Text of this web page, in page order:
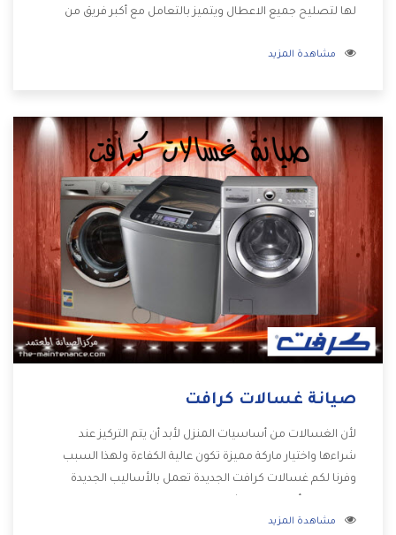
لها لتصليح جميع الاعطال ويتميز بالتعامل مع أكبر فريق من
وعلى عملاءنا الكرام .
مشاهدة المزيد
صيانة غسالات كرافت
لأن الغسالات من أساسيات المنزل لأبد أن يتم التركيز عند
شراءها واختيار ماركة مميزة تكون عالية الكفاءة ولهذا السبب
وفرنا لكم غسالات كرافت الجديدة تعمل بالأساليب الجديدة
بشراء المنتج وتقدم لنا الشركة أفضل الاسعار المناسبة للعملاء
مشاهدة المزيد